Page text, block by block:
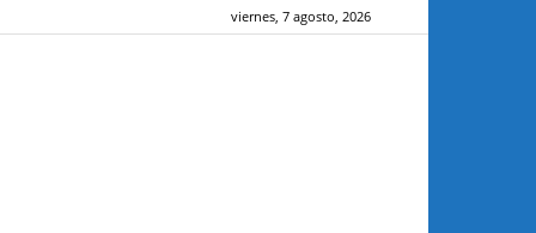
viernes, 7 agosto, 2026